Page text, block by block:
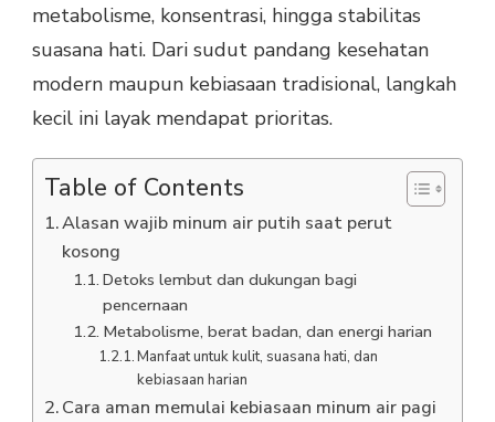
metabolisme, konsentrasi, hingga stabilitas
suasana hati. Dari sudut pandang kesehatan
modern maupun kebiasaan tradisional, langkah
kecil ini layak mendapat prioritas.
Table of Contents
Alasan wajib minum air putih saat perut
kosong
Detoks lembut dan dukungan bagi
pencernaan
Metabolisme, berat badan, dan energi harian
Manfaat untuk kulit, suasana hati, dan
kebiasaan harian
Cara aman memulai kebiasaan minum air pagi